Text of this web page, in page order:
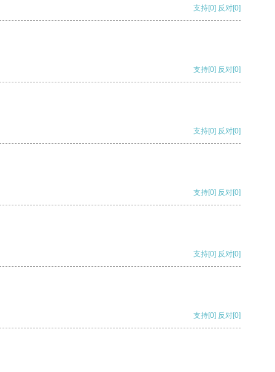
支持[0] 反对[0]
支持[0] 反对[0]
支持[0] 反对[0]
支持[0] 反对[0]
支持[0] 反对[0]
支持[0] 反对[0]